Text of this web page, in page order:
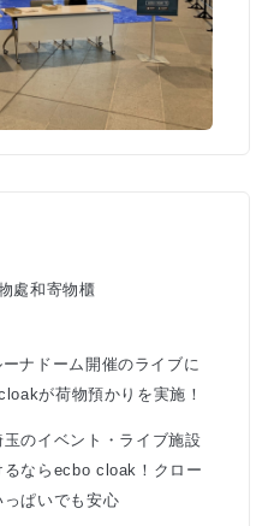
處和寄物櫃
ーナドーム開催のライブに
が荷物預かりを実施！
のイベント・ライブ施設
るならecbo cloak！クロー
っぱいでも安心